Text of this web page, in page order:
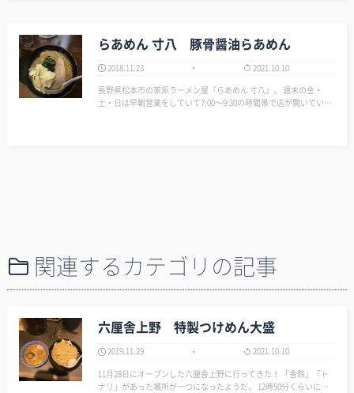
らあめん 寸八 豚骨醤油らあめん
2018.11.23
2021.10.10
長野県松本市の家系ラーメン屋『らあめん 寸八』。 週末の金・
土・日は早朝営業をしていて7:00～9:30の時間帯で店が開いてい
関連するカテゴリの記事
六厘舎上野 特製つけめん大盛
2019.11.29
2021.10.10
11月28日にオープンした六厘舎上野に行ってきた！ 「舎鈴」「ト
ナリ」があった場所が一つになったようだ。 12時50分くらいに着